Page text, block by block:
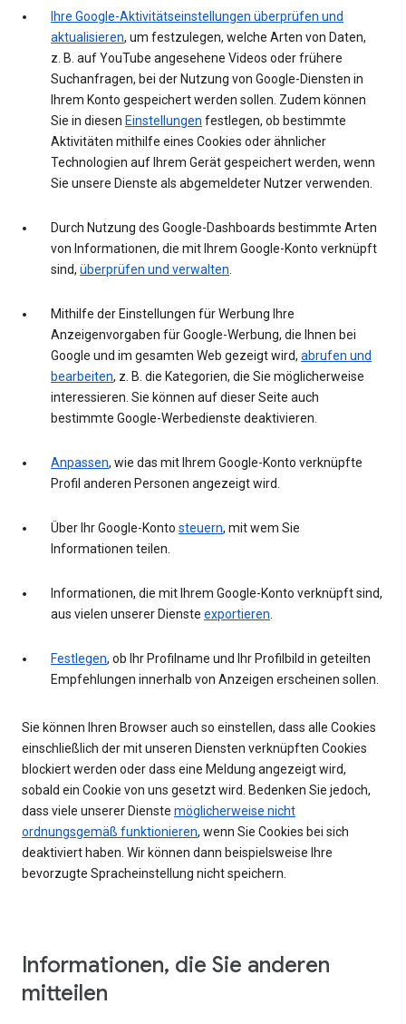
Ihre Google-Aktivitätseinstellungen überprüfen und
aktualisieren, um festzulegen, welche Arten von Daten,
z. B. auf YouTube angesehene Videos oder frühere
Suchanfragen, bei der Nutzung von Google-Diensten in
Ihrem Konto gespeichert werden sollen. Zudem können
Sie in diesen Einstellungen festlegen, ob bestimmte
Aktivitäten mithilfe eines Cookies oder ähnlicher
Technologien auf Ihrem Gerät gespeichert werden, wenn
Sie unsere Dienste als abgemeldeter Nutzer verwenden.
Durch Nutzung des Google-Dashboards bestimmte Arten
von Informationen, die mit Ihrem Google-Konto verknüpft
sind, überprüfen und verwalten.
Mithilfe der Einstellungen für Werbung Ihre
Anzeigenvorgaben für Google-Werbung, die Ihnen bei
Google und im gesamten Web gezeigt wird, abrufen und
bearbeiten, z. B. die Kategorien, die Sie möglicherweise
interessieren. Sie können auf dieser Seite auch
bestimmte Google-Werbedienste deaktivieren.
Anpassen, wie das mit Ihrem Google-Konto verknüpfte
Profil anderen Personen angezeigt wird.
Über Ihr Google-Konto steuern, mit wem Sie
Informationen teilen.
Informationen, die mit Ihrem Google-Konto verknüpft sind,
aus vielen unserer Dienste exportieren.
Festlegen, ob Ihr Profilname und Ihr Profilbild in geteilten
Empfehlungen innerhalb von Anzeigen erscheinen sollen.
Sie können Ihren Browser auch so einstellen, dass alle Cookies
einschließlich der mit unseren Diensten verknüpften Cookies
blockiert werden oder dass eine Meldung angezeigt wird,
sobald ein Cookie von uns gesetzt wird. Bedenken Sie jedoch,
dass viele unserer Dienste möglicherweise nicht
ordnungsgemäß funktionieren, wenn Sie Cookies bei sich
deaktiviert haben. Wir können dann beispielsweise Ihre
bevorzugte Spracheinstellung nicht speichern.
Informationen, die Sie anderen
mitteilen